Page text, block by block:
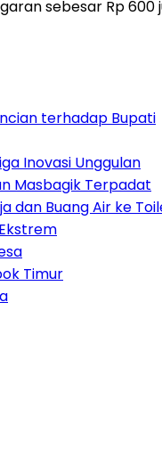
sebesar Rp
terhadap Bupati
Inovasi Unggulan
Masbagik Terpadat
dan Buang Air ke
Timur